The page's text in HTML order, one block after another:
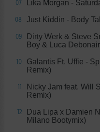
07 Lika Morgan -
08 Just Kiddin - Body
09
Dirty Werk & Steve
Boy & Luca
10
Galantis Ft. Uffie -
Remix)
11
Nicky Jam feat. Will
Remix)
12
Dua Lipa x Damien
Milano Bootymix)